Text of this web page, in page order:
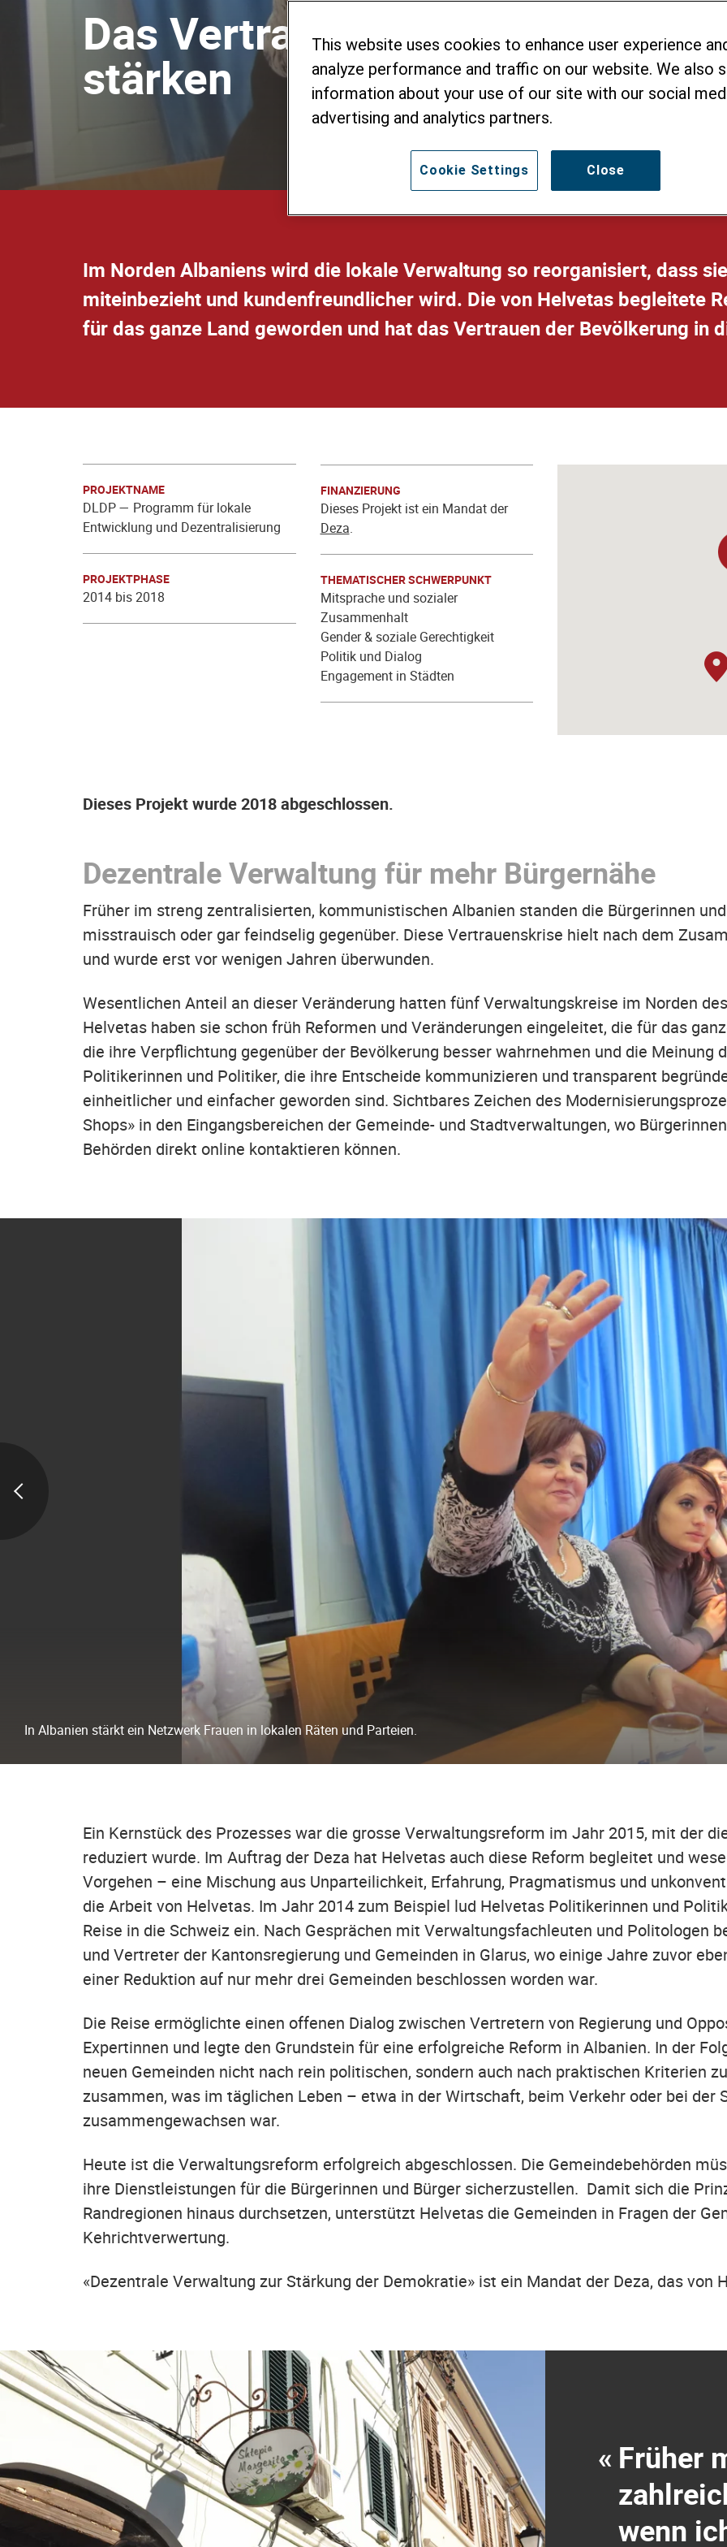
Das Vertrauen in die
stärken
Im Norden Albaniens wird die lokale Verwaltung so reorganisiert, dass
miteinbezieht und kundenfreundlicher wird. Die von Helvetas begleitete
für das ganze Land geworden und hat das Vertrauen der Bevölkerung in
PROJEKTNAME
DLDP — Programm für lokale
Entwicklung und Dezentralisierung
PROJEKTPHASE
2014 bis 2018
FINANZIERUNG
Dieses Projekt ist ein Mandat der
Deza.
THEMATISCHER SCHWERPUNKT
Mitsprache und sozialer
Zusammenhalt
Gender & soziale Gerechtigkeit
Politik und Dialog
Engagement in Städten
Dieses Projekt wurde 2018 abgeschlossen.
Dezentrale Verwaltung für mehr Bürgernähe
Früher im streng zentralisierten, kommunistischen Albanien standen die Bürgerinnen
misstrauisch oder gar feindselig gegenüber. Diese Vertrauenskrise hielt nach dem
und wurde erst vor wenigen Jahren überwunden.
Wesentlichen Anteil an dieser Veränderung hatten fünf Verwaltungskreise im Norden
Helvetas haben sie schon früh Reformen und Veränderungen eingeleitet, die für das
die ihre Verpflichtung gegenüber der Bevölkerung besser wahrnehmen und die Meinung
Politikerinnen und Politiker, die ihre Entscheide kommunizieren und transparent
einheitlicher und einfacher geworden sind. Sichtbares Zeichen des
Shops» in den Eingangsbereichen der Gemeinde- und Stadtverwaltungen, wo
Behörden direkt online kontaktieren können.
In Albanien stärkt ein Netzwerk Frauen in lokalen Räten und Parteien.
Ein Kernstück des Prozesses war die grosse Verwaltungsreform im Jahr 2015, mit der
reduziert wurde. Im Auftrag der Deza hat Helvetas auch diese Reform begleitet und
Vorgehen – eine Mischung aus Unparteilichkeit, Erfahrung, Pragmatismus und
die Arbeit von Helvetas. Im Jahr 2014 zum Beispiel lud Helvetas Politikerinnen und
Reise in die Schweiz ein. Nach Gesprächen mit Verwaltungsfachleuten und Politologen
und Vertreter der Kantonsregierung und Gemeinden in Glarus, wo einige Jahre zuvor
einer Reduktion auf nur mehr drei Gemeinden beschlossen worden war.
Die Reise ermöglichte einen offenen Dialog zwischen Vertretern von Regierung und
Expertinnen und legte den Grundstein für eine erfolgreiche Reform in Albanien. In der
neuen Gemeinden nicht nach rein politischen, sondern auch nach praktischen Kriterien
zusammen, was im täglichen Leben – etwa in der Wirtschaft, beim Verkehr oder bei der
zusammengewachsen war.
Heute ist die Verwaltungsreform erfolgreich abgeschlossen. Die Gemeindebehörden
ihre Dienstleistungen für die Bürgerinnen und Bürger sicherzustellen. Damit sich die
Randregionen hinaus durchsetzen, unterstützt Helvetas die Gemeinden in Fragen der
Kehrichtverwertung.
«Dezentrale Verwaltung zur Stärkung der Demokratie» ist ein Mandat der Deza, das von
« Früher
wenn
This website uses cookies to enhance user experience
analyze performance and traffic on our website. We also
information about your use of our site with our social
advertising and analytics partners.
Close
Cookie Settings